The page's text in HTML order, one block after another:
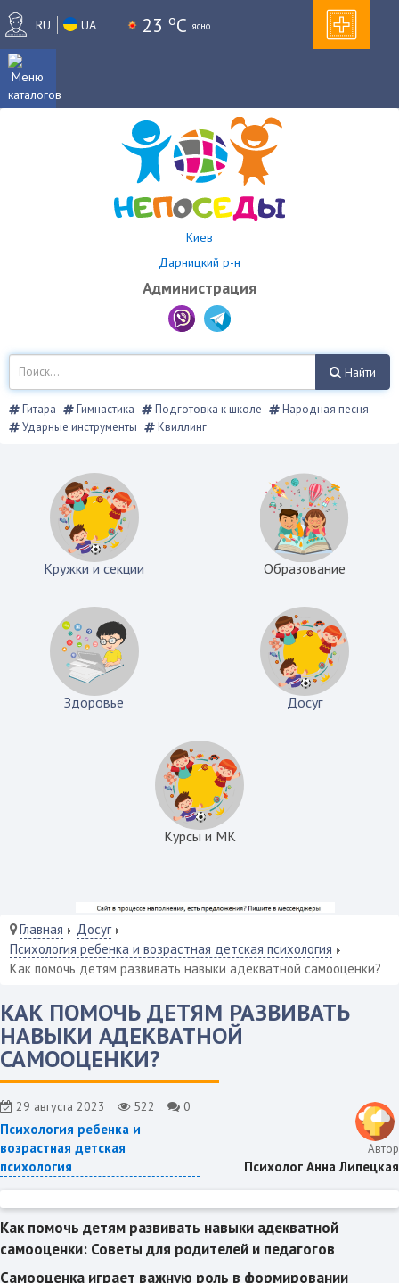
RU UA 23 oC ясно
Киев
Дарницкий р-н
Администрация
Найти
Гитара Гимнастика Подготовка к школе
Народная песня
Ударные инструменты
Квиллинг
Кружки и секции Образование
Здоровье Досуг
Курсы и МК
Главная
Досуг
Психология ребенка и возрастная детская психология
Как помочь детям развивать навыки адекватной самооценки?
КАК ПОМОЧЬ ДЕТЯМ РАЗВИВАТЬ
НАВЫКИ АДЕКВАТНОЙ
САМООЦЕНКИ?
29 августа 2023 522 0
Психология ребенка и
возрастная детская
психология
Автор
Психолог Анна Липецкая
Как помочь детям развивать навыки адекватной
самооценки: Советы для родителей и педагогов
Самооценка играет важную роль в формировании